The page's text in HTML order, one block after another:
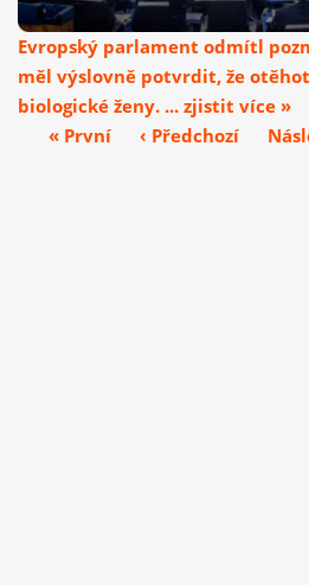
Evropský parlament odmítl
měl výslovně potvrdit, že
biologické ženy. ... zjistit více »
« První
‹ Předchozí